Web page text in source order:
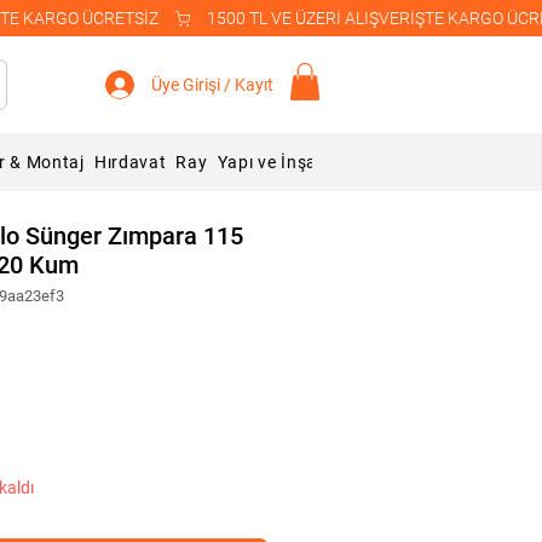
Üye Girişi / Kayıt
& Montaj Hırdavat Ray Yapı ve İnşaat Malzemeleri
Sünger Zımpara 115
Kum